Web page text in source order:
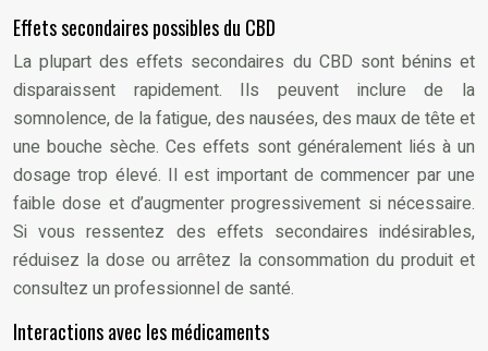
Effets secondaires possibles du CBD
La plupart des effets secondaires du CBD sont bénins et
disparaissent rapidement. Ils peuvent inclure de la
somnolence, de la fatigue, des nausées, des maux de tête et
une bouche sèche. Ces effets sont généralement liés à un
dosage trop élevé. Il est important de commencer par une
faible dose et d’augmenter progressivement si nécessaire.
Si vous ressentez des effets secondaires indésirables,
réduisez la dose ou arrêtez la consommation du produit et
consultez un professionnel de santé.
Interactions avec les médicaments